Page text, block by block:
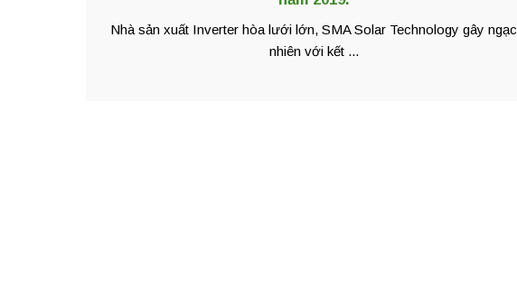
Nhà sản xuất Inverter hòa lưới lớn, SMA Solar Technology gây ngạc
nhiên với kết ...